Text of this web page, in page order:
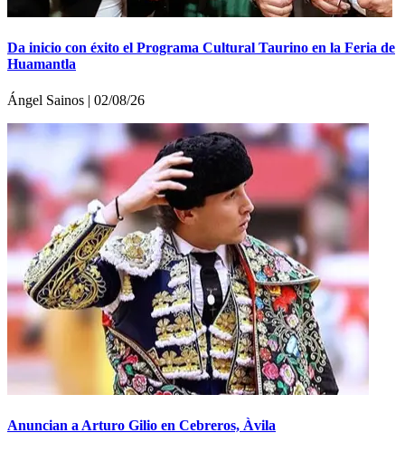
Da inicio con éxito el Programa Cultural Taurino en la Feria de
Huamantla
Ángel Sainos | 02/08/26
Anuncian a Arturo Gilio en Cebreros, Àvila